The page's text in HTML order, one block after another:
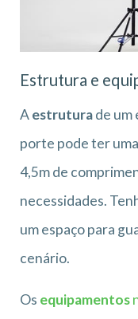
Estrutura e
Aestruturade
porte pode ter
4,5m de
necessidades.
um espaço para
cenário.
Os equipamentos